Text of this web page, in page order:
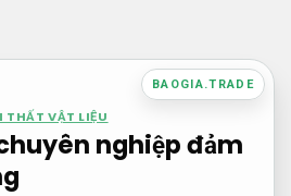
BAOGIA.TRADE
THẤT VẬT LIỆU
nghiệp đảm